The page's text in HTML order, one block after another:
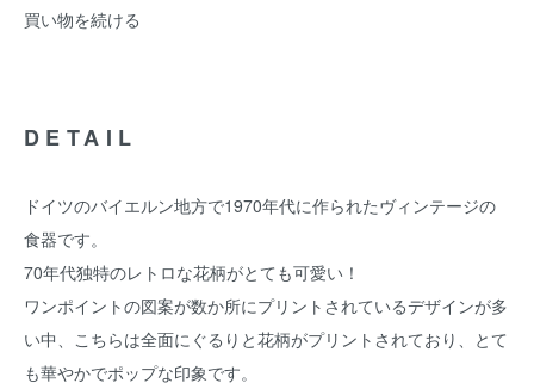
買い物を続ける
DETAIL
ドイツのバイエルン地方で1970年代に作られたヴィンテージの
食器です。
70年代独特のレトロな花柄がとても可愛い！
ワンポイントの図案が数か所にプリントされているデザインが多
い中、こちらは全面にぐるりと花柄がプリントされており、とて
も華やかでポップな印象です。